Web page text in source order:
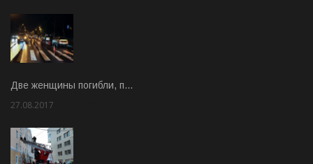
Две женщины погибли, п…
27.08.2017